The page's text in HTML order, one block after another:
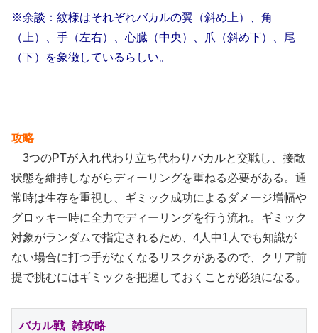
※余談：紋様はそれぞれバカルの翼（斜め上）、角
（上）、手（左右）、心臓（中央）、爪（斜め下）、尾
（下）を象徴しているらしい。
攻略
3つのPTが入れ代わり立ち代わりバカルと交戦し、接敵
状態を維持しながらディーリングを重ねる必要がある。通
常時は生存を重視し、ギミック成功によるダメージ増幅や
グロッキー時に全力でディーリングを行う流れ。ギミック
対象がランダムで指定されるため、4人中1人でも知識が
ない場合に打つ手がなくなるリスクがあるので、クリア前
提で挑むにはギミックを把握しておくことが必須になる。
バカル戦 雑攻略